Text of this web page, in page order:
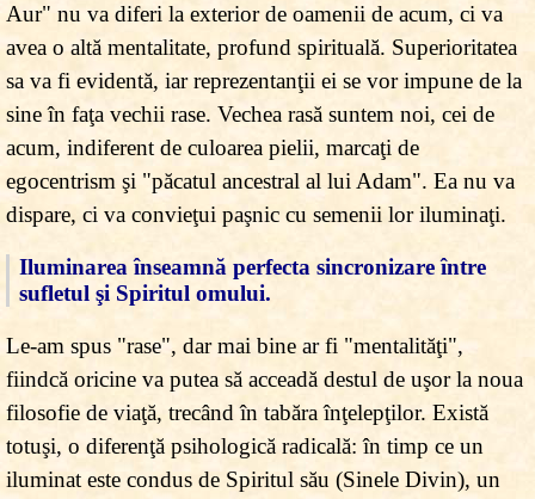
Aur" nu va diferi la exterior de oamenii de acum, ci va
avea o altă mentalitate, profund spirituală. Superioritatea
sa va fi evidentă, iar reprezentanţii ei se vor impune de la
sine în faţa vechii rase. Vechea rasă suntem noi, cei de
acum, indiferent de culoarea pielii, marcaţi de
egocentrism şi "păcatul ancestral al lui Adam". Ea nu va
dispare, ci va convieţui paşnic cu semenii lor iluminaţi.
Iluminarea înseamnă perfecta sincronizare între
sufletul şi Spiritul omului.
Le-am spus "rase", dar mai bine ar fi "mentalităţi",
fiindcă oricine va putea să acceadă destul de uşor la noua
filosofie de viaţă, trecând în tabăra înţelepţilor. Există
totuşi, o diferenţă psihologică radicală: în timp ce un
iluminat este condus de Spiritul său (Sinele Divin), un